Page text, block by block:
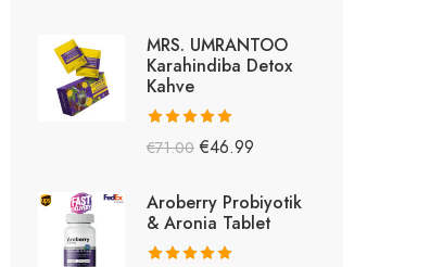
MRS. UMRANTOO
Karahindiba Detox
Kahve
5 üzerinden
€71.00 €46.99
Aroberry Probiyotik
& Aronia Tablet